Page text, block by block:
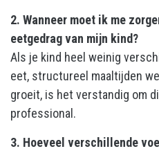
2. Wanneer moet ik me
eetgedrag van mijn kind?
Als je kind heel weinig
eet, structureel maaltijden
groeit, is het verstandig om
professional.
3. Hoeveel verschillende